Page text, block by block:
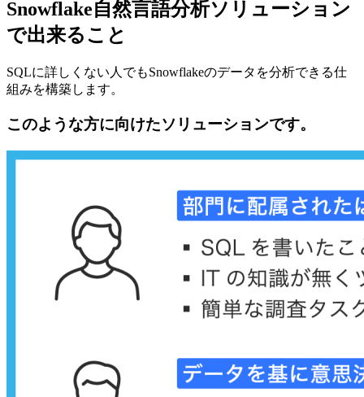
Snowflake自然言語分析ソリューション
で出来ること
SQLに詳しくない人でもSnowflakeのデータを分析できる仕
組みを構築します。
このような方に向けたソリューションです。